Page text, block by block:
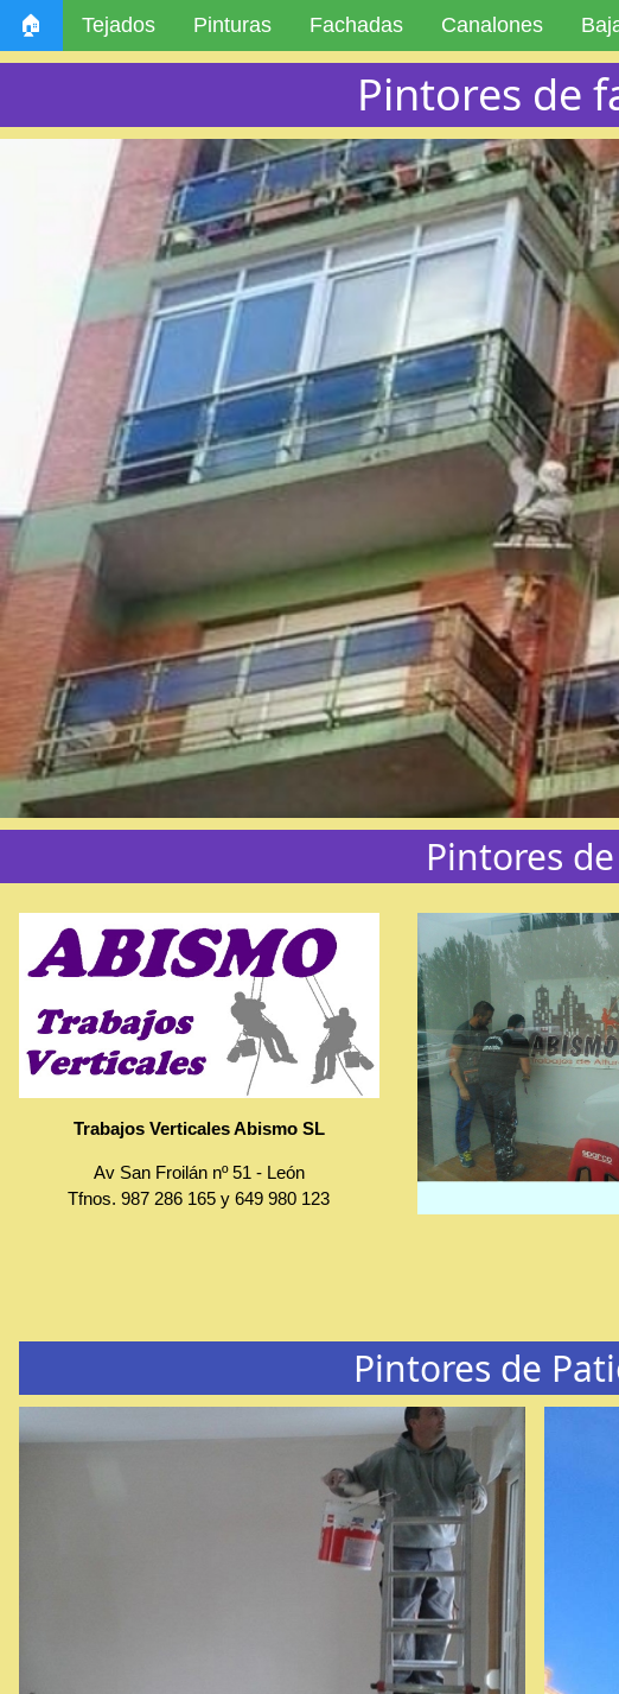
🏠 Tejados Pinturas Fachadas Canalones
Pintores de
Pintores
Trabajos Verticales Abismo SL
Av San Froilán nº 51 - León
Tfnos.987 286 165 y649 980 123
Pintores de